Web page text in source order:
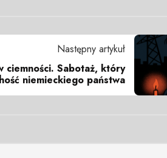
Następny artykuł
ciemności. Sabotaż, który
niemieckiego państwa